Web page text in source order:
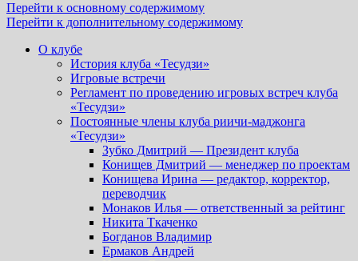
Перейти к основному содержимому
Перейти к дополнительному содержимому
О клубе
История клуба «Тесудзи»
Игровые встречи
Регламент по проведению игровых встреч клуба
«Тесудзи»
Постоянные члены клуба риичи-маджонга
«Тесудзи»
Зубко Дмитрий — Президент клуба
Конищев Дмитрий — менеджер по проектам
Конищева Ирина — редактор, корректор,
переводчик
Монаков Илья — ответственный за рейтинг
Никита Ткаченко
Богданов Владимир
Ермаков Андрей